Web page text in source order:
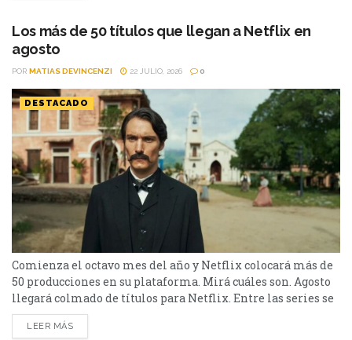
película de terror psicológico y el esperado regreso de...
Los más de 50 títulos que llegan a Netflix en
agosto
POR MATIAS DEVINCENZI 22 JULIO, 2026 0
DESTACADO
Comienza el octavo mes del año y Netflix colocará más de
50 producciones en su plataforma. Mirá cuáles son. Agosto
llegará colmado de títulos para Netflix. Entre las series se
destacan: Moria y la segunda parte de Cien Años de
Soledad, además de Toda la verdad de mis mentiras. Como
LEER MÁS